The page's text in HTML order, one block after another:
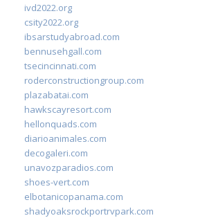
ivd2022.org
csity2022.org
ibsarstudyabroad.com
bennusehgall.com
tsecincinnati.com
roderconstructiongroup.com
plazabatai.com
hawkscayresort.com
hellonquads.com
diarioanimales.com
decogaleri.com
unavozparadios.com
shoes-vert.com
elbotanicopanama.com
shadyoaksrockportrvpark.com